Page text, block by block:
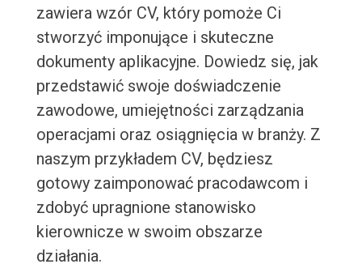
zawiera wzór CV, który pomoże Ci
stworzyć imponujące i skuteczne
dokumenty aplikacyjne. Dowiedz się, jak
przedstawić swoje doświadczenie
zawodowe, umiejętności zarządzania
operacjami oraz osiągnięcia w branży. Z
naszym przykładem CV, będziesz
gotowy zaimponować pracodawcom i
zdobyć upragnione stanowisko
kierownicze w swoim obszarze
działania.